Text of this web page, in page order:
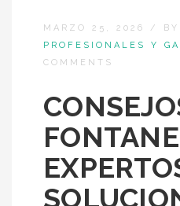
MARZO 25, 2026 / BY
PROFESIONALES Y
COMMENTS